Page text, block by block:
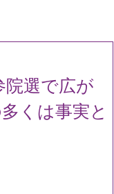
院選で広が
くは事実と